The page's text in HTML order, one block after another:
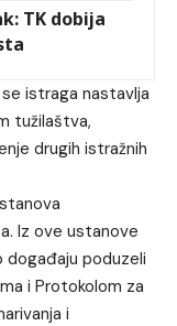
TK dobija
se istraga nastavlja
tužilaštva,
drugih istražnih
Iz ove ustanove
događaju poduzeli
i Protokolom za
i